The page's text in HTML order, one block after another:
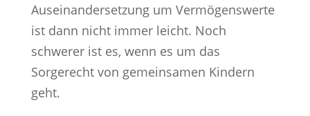
Auseinandersetzung um Vermögenswerte
ist dann nicht immer leicht. Noch
schwerer ist es, wenn es um das
Sorgerecht von gemeinsamen Kindern
geht.